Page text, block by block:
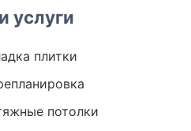
услуги
плитки
потолки